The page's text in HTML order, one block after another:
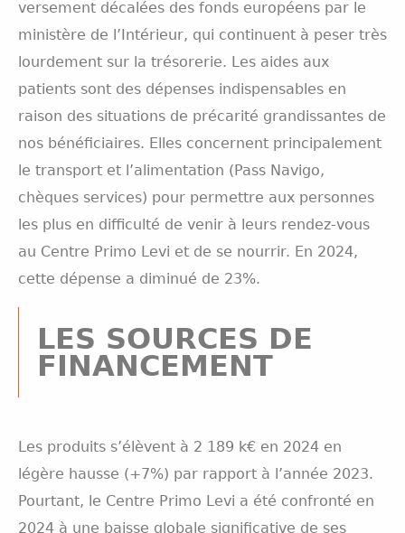
versement décalées des fonds européens par le
ministère de l’Intérieur, qui continuent à peser très
lourdement sur la trésorerie. Les aides aux
patients sont des dépenses indispensables en
raison des situations de précarité grandissantes de
nos bénéficiaires. Elles concernent principalement
le transport et l’alimentation (Pass Navigo,
chèques services) pour permettre aux personnes
les plus en difficulté de venir à leurs rendez-vous
au Centre Primo Levi et de se nourrir. En 2024,
cette dépense a diminué de 23%.
LES SOURCES DE
FINANCEMENT
Les produits s’élèvent à 2 189 k€ en 2024 en
légère hausse (+7%) par rapport à l’année 2023.
Pourtant, le Centre Primo Levi a été confronté en
2024 à une baisse globale significative de ses